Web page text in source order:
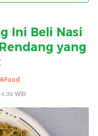
Ini Beli Nasi
yang
WIB